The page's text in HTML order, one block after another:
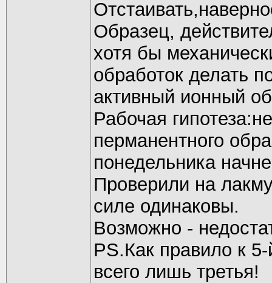
Образец,
хотя бы
обработок делать
активный ионный
Рабочая
перманентного
понедельника
Проверили на
силе одинаковы.
Возможно -
PS.Как правило к
всего лишь третья!